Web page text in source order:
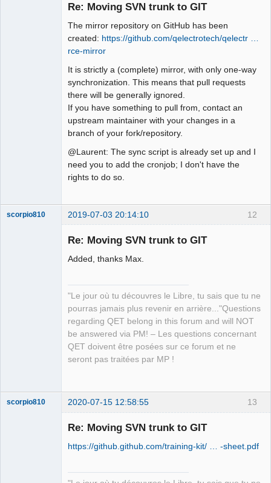
Re: Moving SVN trunk to GIT
The mirror repository on GitHub has been
created: https://github.com/qelectrotech/qelectr …
rce-mirror
It is strictly a (complete) mirror, with only one-way
synchronization. This means that pull requests
there will be generally ignored.
If you have something to pull from, contact an
upstream maintainer with your changes in a
branch of your fork/repository.
@Laurent: The sync script is already set up and I
need you to add the cronjob; I don't have the
rights to do so.
12
scorpio810 2019-07-03 20:14:10
Re: Moving SVN trunk to GIT
Added, thanks Max.
"Le jour où tu découvres le Libre, tu sais que tu ne
pourras jamais plus revenir en arrière..."Questions
regarding QET belong in this forum and will NOT
be answered via PM! – Les questions concernant
QET doivent être posées sur ce forum et ne
seront pas traitées par MP !
13
scorpio810 2020-07-15 12:58:55
Re: Moving SVN trunk to GIT
https://github.github.com/training-kit/ … -sheet.pdf